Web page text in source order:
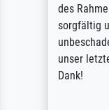
des
sorgfältig
unser
Dank!